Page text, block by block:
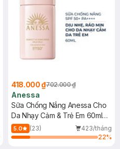
418.000 ₫702.000 ₫
Anessa
Sữa Chống Nắng Anessa Cho
Da Nhạy Cảm & Trẻ Em 60ml
(Mới)
5.0 (23)
423/tháng
22%